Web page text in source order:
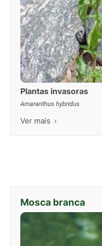
Plantas invasoras
Amaranthus hybridus
Ver mais
Mosca branca